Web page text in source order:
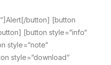
button] [button
[button style=“info“
style=“note“
style=“download“